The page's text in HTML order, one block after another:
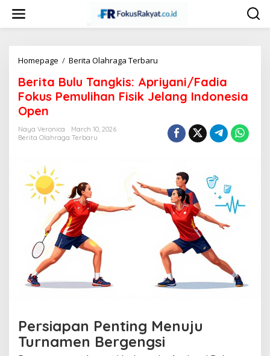
content
Homepage / Berita Olahraga Terbaru
Tangkis:
Apriyani/Fadia
Fokus
Fisik
Jelang
Berita Bulu Tangkis: Apriyani/Fadia
Fokus Pemulihan Fisik Jelang Indonesia
Open
Naya Veronica
March 10, 2026
Berita Olahraga Terbaru
Persiapan Penting Menuju
Turnamen Bergengsi